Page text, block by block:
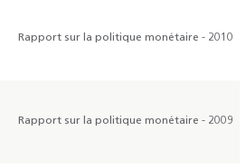
Rapport sur la politique monétaire - 2010
Rapport sur la politique monétaire - 2009